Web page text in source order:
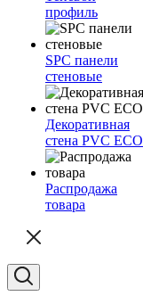
профиль
SPC панели
стеновые
Декоративная
стена PVC ECO
Распродажа
товара